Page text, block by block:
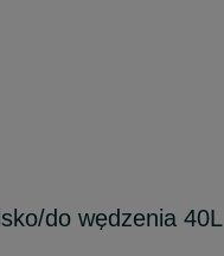
do wędzenia 40L